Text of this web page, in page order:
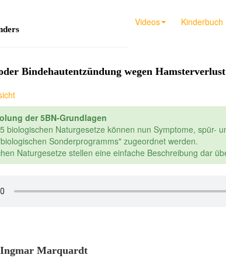
Videos Kinderbuch
Bindehautentzündung wegen
der 5BN-Grundlagen
biologischen Naturgesetze können nun Symptome, spür-
Sonderprogramms" zugeordnet werden.
Naturgesetze stellen eine einfache Beschreibung dar
Marquardt